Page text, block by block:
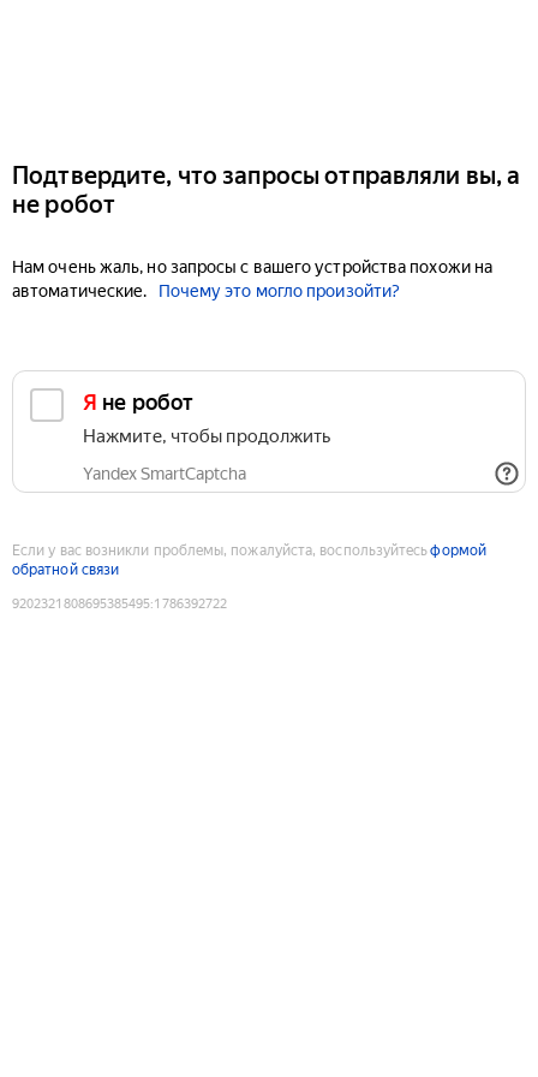
Подтвердите, что запросы отправляли вы, а
не робот
Нам очень жаль, но запросы с вашего устройства похожи на
автоматические.
Почему это могло произойти?
Я не робот
Нажмите, чтобы продолжить
Yandex SmartCaptcha
Если у вас возникли проблемы, пожалуйста, воспользуйтесьформой
обратной связи
9202321808695385495:1786392722